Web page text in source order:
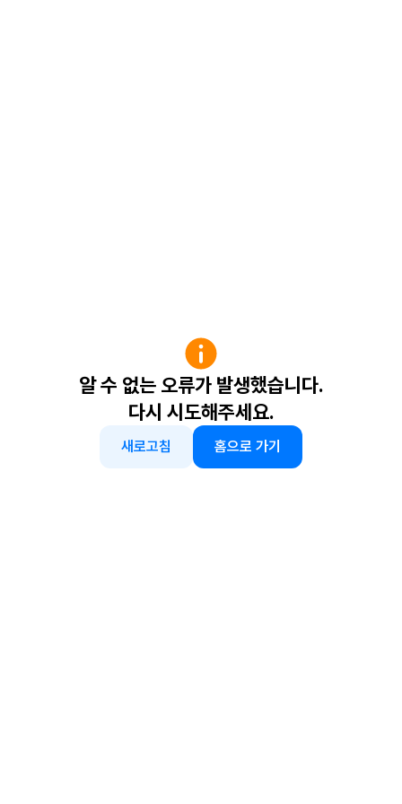
알 수 없는 오류가 발생했습니다.
다시 시도해주세요.
새로고침 홈으로 가기